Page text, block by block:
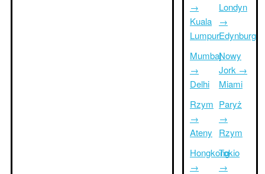
→
Kuala
Lumpur
Mumbaj
→
Delhi
Rzym
→
Ateny
Hongkong
→
Londyn
→
Edynburg
Nowy
Jork →
Miami
Paryż
→
Rzym
Tokio
→